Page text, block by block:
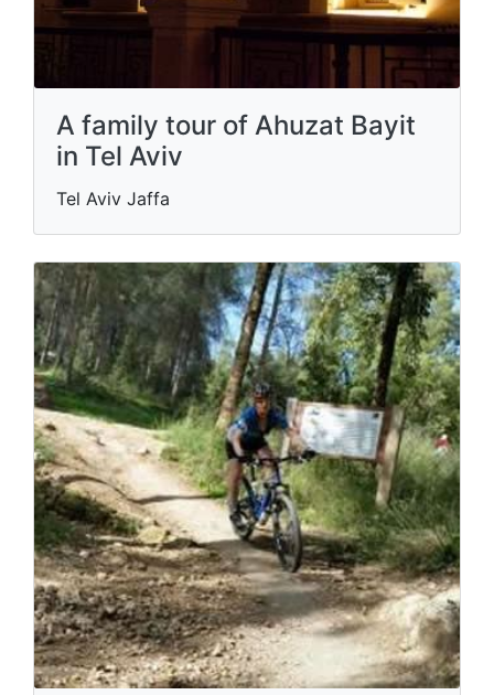
A family tour of Ahuzat Bayit
in Tel Aviv
Tel Aviv Jaffa